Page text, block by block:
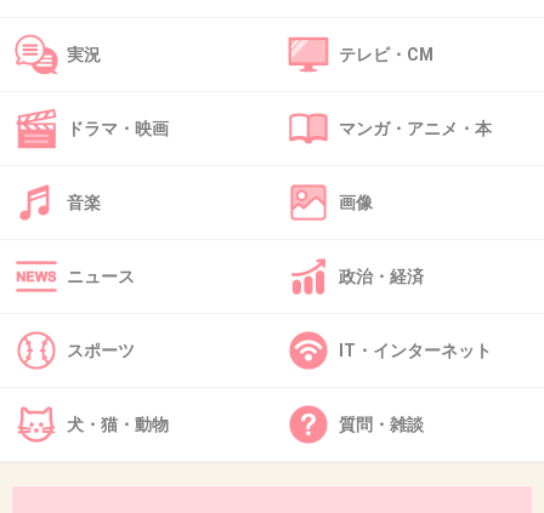
43. 匿名 2013/09/21(土) 00:20:28
料理本で儲けようとする芸能人より好感持て
る！
いちいち写真撮ったり投稿するのも大変なのに
+103 -0
実況 テレビ・CM
ドラマ・映画 マンガ・アニメ・本
音楽 画像
ニュース 政治・経済
スポーツ IT・インターネット
犬・猫・動物 質問・雑談